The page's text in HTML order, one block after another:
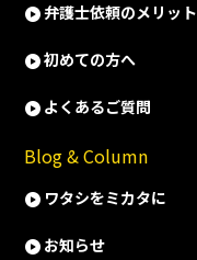
弁護士依頼のメリット
初めての方へ
よくあるご質問
Blog & Column
ワタシをミカタに
お知らせ